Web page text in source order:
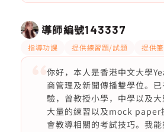
導師編號143337
指導功課 提供練習題/試題 提供
你好，本人是香港中文大學
商管理及新聞傳播雙學位。
驗，曾教授小學，中學以及
大量的練習以及mock paper
會教導相關的考試技巧。我